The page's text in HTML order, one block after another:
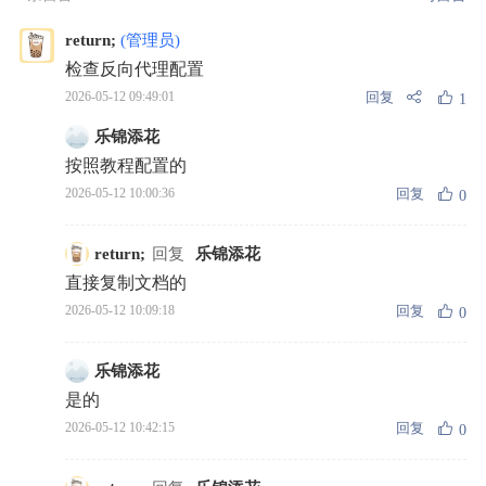
return; (管理员)
检查反向代理配置
2026-05-12 09:49:01 回复 1
乐锦添花
按照教程配置的
2026-05-12 10:00:36 回复 0
return; 回复 乐锦添花
直接复制文档的
2026-05-12 10:09:18 回复 0
乐锦添花
是的
2026-05-12 10:42:15 回复 0